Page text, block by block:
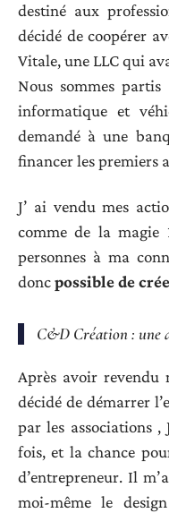
destiné aux
décidé de coopérer
Vitale, une LLC qui
Nous sommes
informatique et
demandé à une
financer les premiers
J’ ai vendu mes
comme de la
personnes à ma
doncpossible de
C&D Création : une
Après avoir revendu
décidé de démarrer
par les associations ,
fois, et la chance
d’entrepreneur. Il
moi-même le